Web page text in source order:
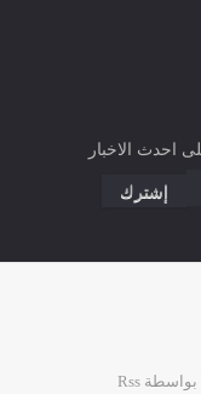
احدث الاخبار